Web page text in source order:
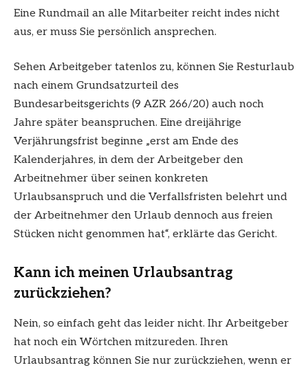
Eine Rundmail an alle Mitarbeiter reicht indes nicht
aus, er muss Sie persönlich ansprechen.
Sehen Arbeitgeber tatenlos zu, können Sie Resturlaub
nach einem Grundsatzurteil des
Bundesarbeitsgerichts (9 AZR 266/20) auch noch
Jahre später beanspruchen. Eine dreijährige
Verjährungsfrist beginne „erst am Ende des
Kalenderjahres, in dem der Arbeitgeber den
Arbeitnehmer über seinen konkreten
Urlaubsanspruch und die Verfallsfristen belehrt und
der Arbeitnehmer den Urlaub dennoch aus freien
Stücken nicht genommen hat“, erklärte das Gericht.
Kann ich meinen Urlaubsantrag
zurückziehen?
Nein, so einfach geht das leider nicht. Ihr Arbeitgeber
hat noch ein Wörtchen mitzureden. Ihren
Urlaubsantrag können Sie nur zurückziehen, wenn er